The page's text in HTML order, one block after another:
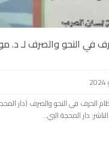
في النحو والصرف لـ
الحرف في النحو والصرف (دار
دار المحجة البي...